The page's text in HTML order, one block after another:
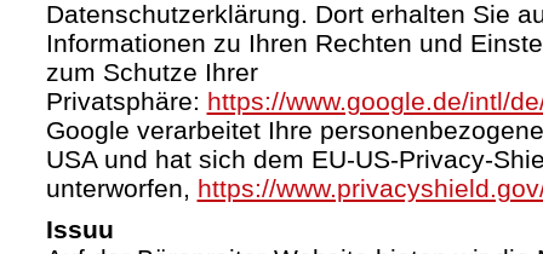
Datenschutzerklärung. Dort erhalten Sie
Informationen zu Ihren Rechten und
zum Schutze Ihrer
Privatsphäre: https://www.google.de/intl/
Google verarbeitet Ihre
USA und hat sich dem EU-US-Privacy-
unterworfen, https://
Issuu